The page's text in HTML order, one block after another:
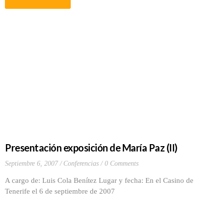
Presentación exposición de María Paz (II)
Septiembre 6, 2007 Conferencias 0 Comments
A cargo de: Luis Cola Benítez Lugar y fecha: En el Casino de
Tenerife el 6 de septiembre de 2007